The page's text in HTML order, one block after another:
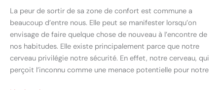
La peur de sortir de sa zone de confort est commune a
beaucoup d’entre nous. Elle peut se manifester lorsqu’on
envisage de faire quelque chose de nouveau à l’encontre de
nos habitudes. Elle existe principalement parce que notre
cerveau privilégie notre sécurité. En effet, notre cerveau, qui
perçoit l’inconnu comme une menace potentielle pour notre